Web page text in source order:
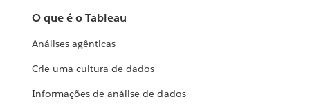
O que é o Tableau
Análises agênticas
Crie uma cultura de dados
Informações de análise de dados